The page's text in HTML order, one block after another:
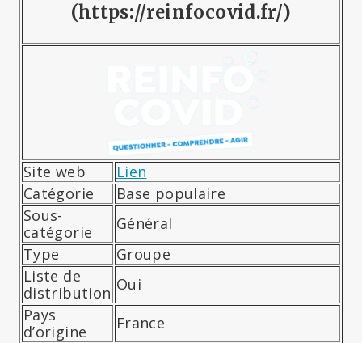
(https://reinfocovid.fr/)
Site web
Lien
Catégorie
Base populaire
Sous-
catégorie
Général
Type
Groupe
Liste de
distribution Oui
Pays
d’origine
France